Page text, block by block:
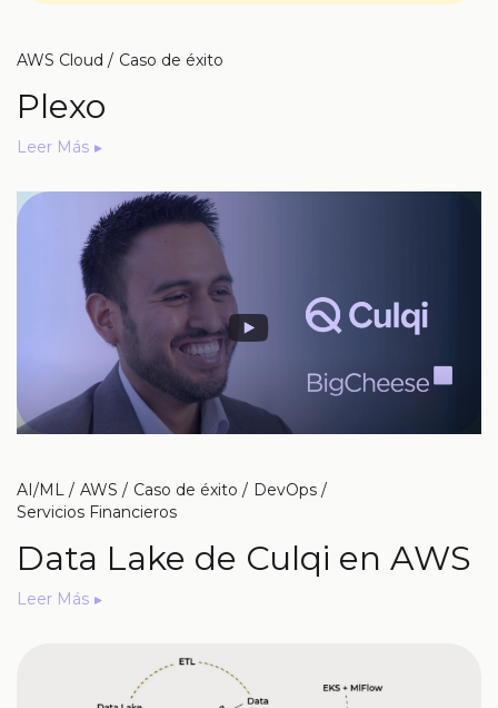
AWS Cloud Caso de éxito
Plexo
Leer Más
AI/ML AWS Caso de éxito
DevOps
Servicios Financieros
Data Lake de Culqi en AWS
Leer Más